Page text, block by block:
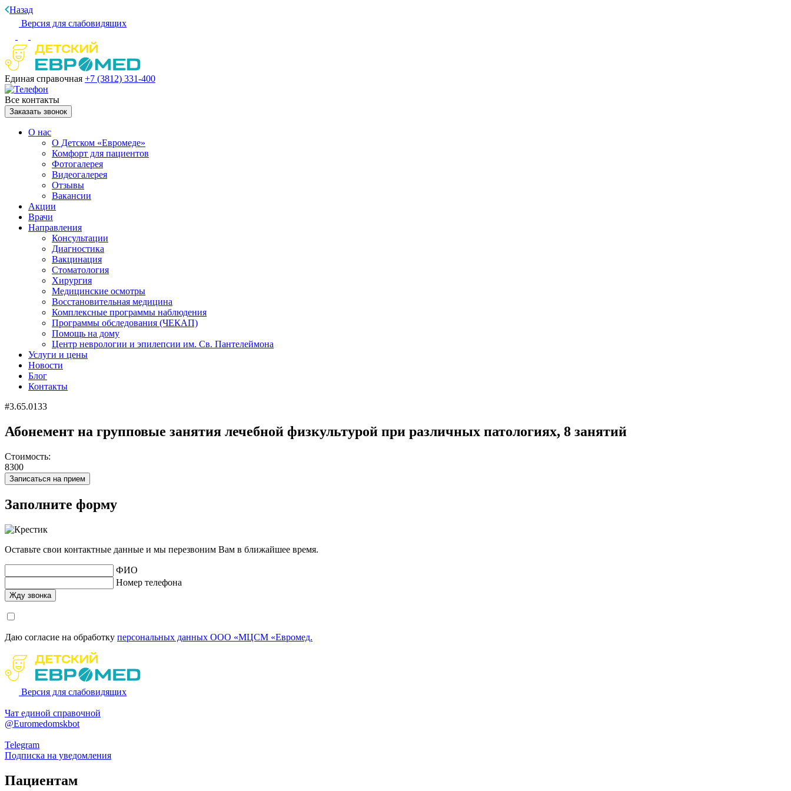
Назад
Версия для слабовидящих
Единая справочная +7 (3812) 331-400
Все контакты
Заказать звонок
О нас
О Детском «Евромеде»
Комфорт для пациентов
Фотогалерея
Видеогалерея
Отзывы
Вакансии
Акции
Врачи
Направления
Консультации
Диагностика
Вакцинация
Стоматология
Хирургия
Медицинские осмотры
Восстановительная медицина
Комплексные программы наблюдения
Программы обследования (ЧЕКАП)
Помощь на дому
Центр неврологии и эпилепсии им. Св. Пантелеймона
Услуги и цены
Новости
Блог
Контакты
#3.65.0133
Абонемент на групповые занятия лечебной физкультурой при различных патологиях, 8 занятий
Стоимость:
8300
Записаться на прием
Заполните форму
Оставьте свои контактные данные и мы перезвоним Вам в ближайшее время.
ФИО
Номер телефона
Даю согласие на обработку персональных данных ООО «МЦСМ «Евромед.
Версия для слабовидящих
Чат единой справочной
@Euromedomskbot
Telegram
Подписка на уведомления
Пациентам